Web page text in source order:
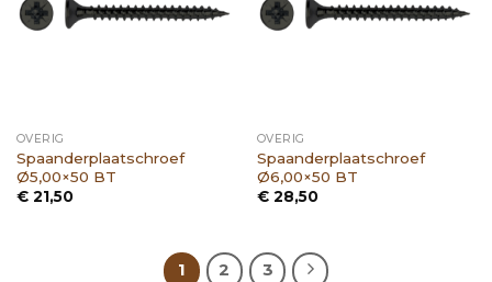
OVERIG
Spaanderplaatschroef
Ø5,00×50 BT
€21,50
OVERIG
Spaanderplaatschroef
Ø6,00×50 BT
€28,50
1 2 3